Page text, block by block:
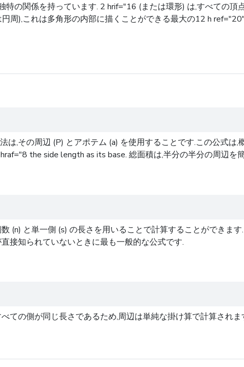
の関係を持っています. 2 hrif="16 (または環形) は,すべての頂
周),これは多角形の内部に描くことができる最大の12 h
,その周辺 (P) とアポテム (a) を使用することです.この公式は
the side length as its base. 総面積は,半分の半分の周辺を
(n) と単一側 (s) の長さを用いることで計算することができま
接知られていないときに最も一般的な公式です.
ての側が同じ長さであるため,周辺は単純な掛け算で計算され